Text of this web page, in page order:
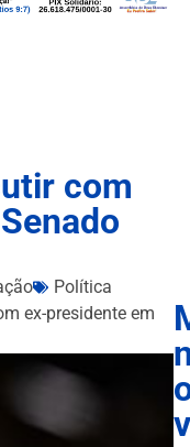
com
Política
ex-presidente em